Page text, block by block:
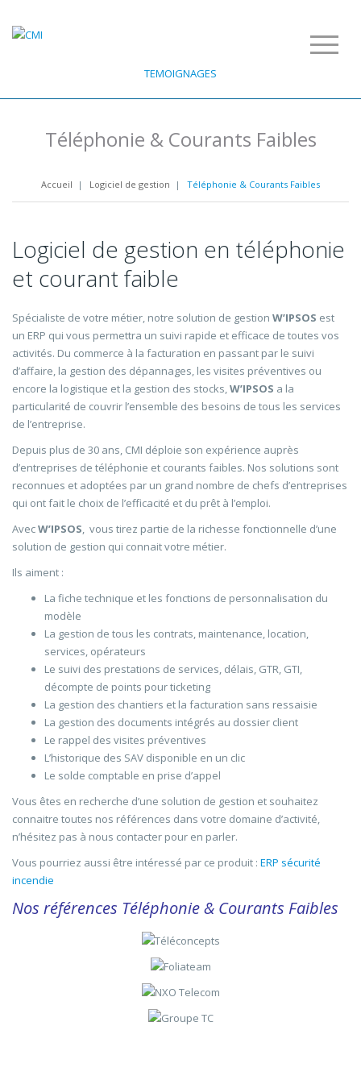
TEMOIGNAGES
Téléphonie & Courants Faibles
Accueil | Logiciel de gestion | Téléphonie & Courants Faibles
Logiciel de gestion en téléphonie
et courant faible
Spécialiste de votre métier, notre solution de gestion W’IPSOS est
un ERP qui vous permettra un suivi rapide et efficace de toutes vos
activités. Du commerce à la facturation en passant par le suivi
d’affaire, la gestion des dépannages, les visites préventives ou
encore la logistique et la gestion des stocks,W’IPSOS a la
particularité de couvrir l’ensemble des besoins de tous les services
de l’entreprise.
Depuis plus de 30 ans, CMI déploie son expérience auprès
d’entreprises de téléphonie et courants faibles. Nos solutions sont
reconnues et adoptées par un grand nombre de chefs d’entreprises
qui ont fait le choix de l’efficacité et du prêt à l’emploi.
AvecW’IPSOS, vous tirez partie de la richesse fonctionnelle d’une
solution de gestion qui connait votre métier.
Ils aiment :
La fiche technique et les fonctions de personnalisation du
modèle
La gestion de tous les contrats, maintenance, location,
services, opérateurs
Le suivi des prestations de services, délais, GTR, GTI,
décompte de points pour ticketing
La gestion des chantiers et la facturation sans ressaisie
La gestion des documents intégrés au dossier client
Le rappel des visites préventives
L’historique des SAV disponible en un clic
Le solde comptable en prise d’appel
Vous êtes en recherche d’une solution de gestion et souhaitez
connaitre toutes nos références dans votre domaine d’activité,
n’hésitez pas à nous contacter pour en parler.
Vous pourriez aussi être intéressé par ce produit : ERP sécurité
incendie
Nos références Téléphonie & Courants Faibles